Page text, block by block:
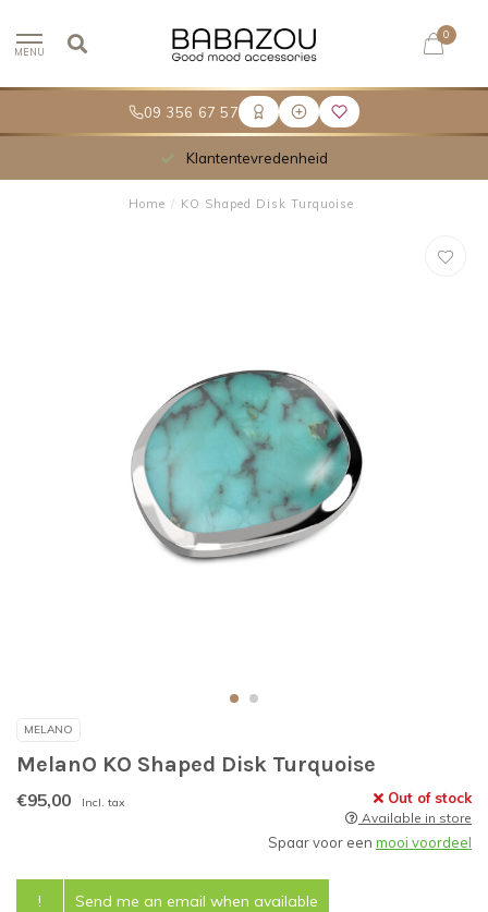
09 356 67 57
MENU
0
Klantentevredenheid
Home / KO Shaped Disk Turquoise
MELANO
MelanO KO Shaped Disk Turquoise
€95,00 Incl. tax Out of stock
Available in store
Spaar voor een mooi voordeel
! Send me an email when available